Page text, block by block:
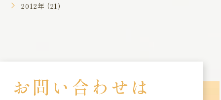
2012年 (21)
お問い合わせは